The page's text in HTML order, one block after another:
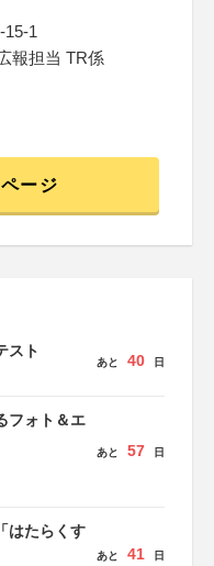
15-1
報担当 TR係
ージ
スト
あと 40 日
フォト＆エ
あと 57 日
はたらくす
あと 41 日